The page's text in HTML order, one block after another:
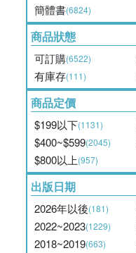
簡體書(6824)
商品狀態
可訂購(6522)
有庫存(111)
商品定價
$199以下(1131)
$400~$599(2045)
$800以上(957)
出版日期
2026年以後(181)
2022~2023(1229)
2018~2019(663)